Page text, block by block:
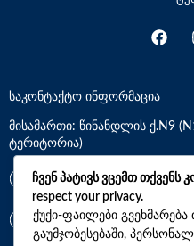
საკონტაქტო ინფორმაცია
მისამართი: წინანდლის ქ.N9
ტერიტორია)
*7770
+(995)32 2 800 111
ჩვენ პატივს ვცემთ
respect your privacy.
ქუქი-ფაილები
გაუმჯობესებაში,